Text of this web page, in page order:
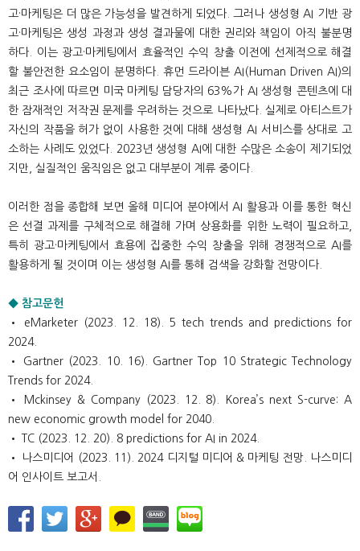
고·마케팅은 더 많은 가능성을 발견하게 되었다. 그러나 생성형 AI 기반 광
고·마케팅은 생성 과정과 생성 결과물에 대한 권리와 책임이 아직 불분명
하다. 이는 광고·마케팅에서 효율적인 수익 창출 이전에 선제적으로 해결
할 불안전한 요소임이 분명하다. 휴먼 드라이븐 AI(Human Driven AI)의
최근 조사에 따르면 미국 마케팅 담당자의 63%가 AI 생성형 콘텐츠에 대
한 잠재적인 저작권 문제를 우려하는 것으로 나타났다. 실제로 아티스트가
자신의 작품을 허가 없이 사용한 것에 대해 생성형 AI 서비스를 상대로 고
소하는 사례도 있었다. 2023년 생성형 AI에 대한 수많은 소송이 제기되었
지만, 실질적인 움직임은 없고 대부분이 계류 중이다.
이러한 점을 종합해 보면 올해 미디어 분야에서 AI 활용과 이를 통한 혁신
은 선결 과제를 구체적으로 해결해 가며 상용화를 위한 노력이 필요하고,
특히 광고·마케팅에서 효용에 집중한 수익 창출을 위해 경쟁적으로 AI를
활용하게 될 것이며 이는 생성형 AI를 통해 검색을 강화할 전망이다.
◆ 참고문헌
• eMarketer (2023. 12. 18). 5 tech trends and predictions for
2024.
• Gartner (2023. 10. 16). Gartner Top 10 Strategic Technology
Trends for 2024.
• Mckinsey & Company (2023. 12. 8). Korea’s next S-curve: A
new economic growth model for 2040.
• TC (2023. 12. 20). 8 predictions for AI in 2024.
• 나스미디어 (2023. 11). 2024 디지털 미디어 & 마케팅 전망. 나스미디
어 인사이트 보고서.